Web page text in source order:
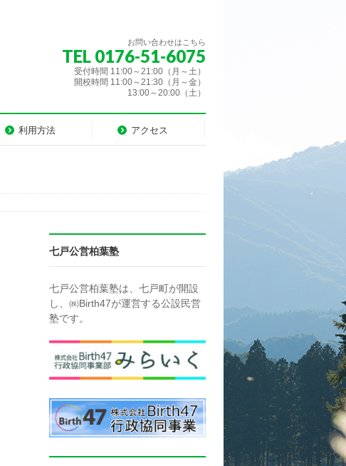
お問い合わせはこちら
TEL 0176-51-6075
受付時間 11:00～21:00（月～土）
開校時間 11:00～21:30（月～金）
13:00～20:00（土）
利用方法 アクセス
七戸公営柏葉塾
七戸公営柏葉塾は、七戸町が開設
し、㈱Birth47が運営する公設民営
塾です。